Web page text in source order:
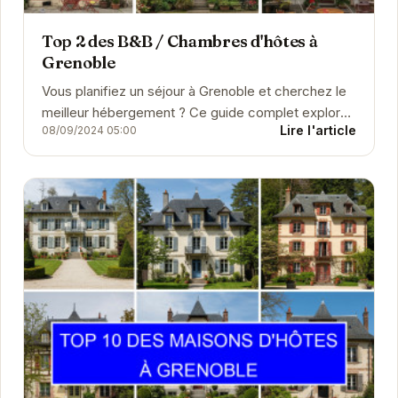
Top 2 des B&B / Chambres d'hôtes à
Grenoble
Vous planifiez un séjour à Grenoble et cherchez le
meilleur hébergement ? Ce guide complet explore
une large sélection d'hôtels, de chambres
d'hôtes,...
08/09/2024 05:00 Lire l'article